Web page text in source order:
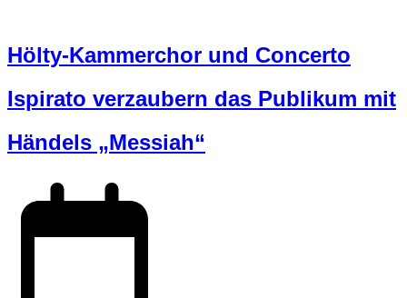
Hölty-Kammerchor und Concerto
Ispirato verzaubern das Publikum mit
Händels „Messiah“